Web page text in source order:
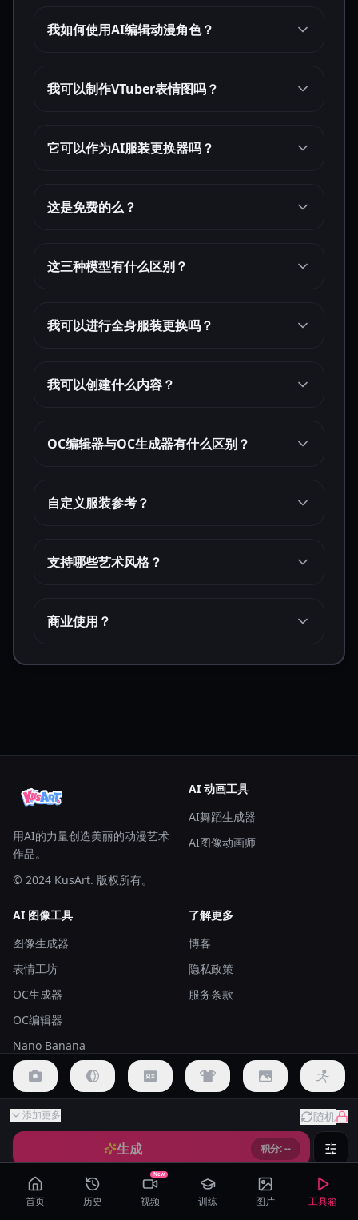
构图 视角
自定义
Medium shot Portrait Upper body
添加更多 随机
生成 积分: --
首页 历史
New
视频 训练 图片 工具箱
我如何使用AI编辑动漫角色？
我可以制作VTuber表情图吗？
它可以作为AI服装更换器吗？
这是免费的么？
这三种模型有什么区别？
我可以进行全身服装更换吗？
我可以创建什么内容？
OC编辑器与OC生成器有什么区别？
自定义服装参考？
支持哪些艺术风格？
商业使用？
用AI的力量创造美丽的动漫艺术
作品。
© 2024 KusArt. 版权所有。
AI 动画工具
AI舞蹈生成器
AI图像动画师
AI 图像工具
图像生成器
表情工坊
OC生成器
OC编辑器
Nano Banana
AI表情生成器
了解更多
博客
隐私政策
服务条款
联系我们
Discord 社区
邮件支持